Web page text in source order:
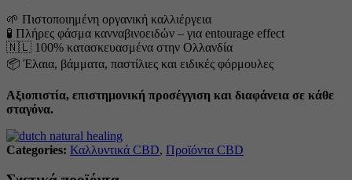
🌱 Πιστοποιημένη οργανική καλλιέργεια
🧪 Πλήρες φάσμα κανναβινοειδών – για entourage effect
🇳🇱 100% κατασκευασμένα στην Ολλανδία
📦 Έλαια, βάμματα, παστίλιες και ειδικές φόρμουλες
Αξιοπιστία, επιστημονική προσέγγιση και διαφάνεια σε κάθε
σταγόνα.
Categories: Καλλυντικά CBD, Προϊόντα CBD